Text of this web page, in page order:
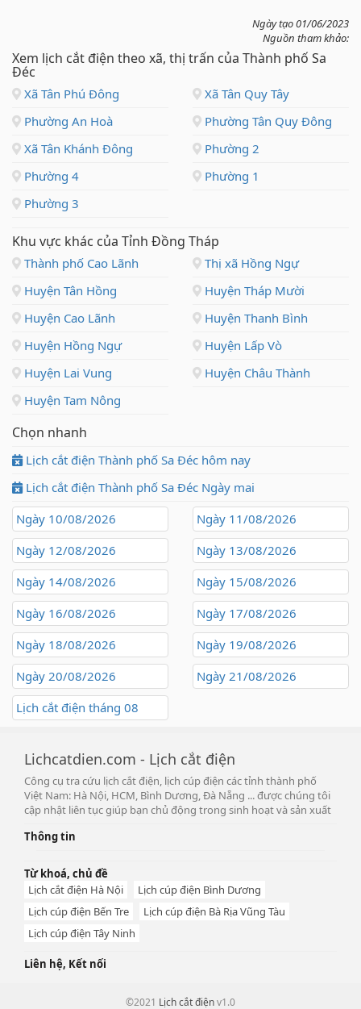
Ngày tạo 01/06/2023
Nguồn tham khảo:
Xem lịch cắt điện theo xã, thị trấn của Thành phố Sa
Đéc
Xã Tân Phú Đông
Xã Tân Quy Tây
Phường An Hoà
Phường Tân Quy Đông
Xã Tân Khánh Đông
Phường 2
Phường 4
Phường 1
Phường 3
Khu vực khác của Tỉnh Đồng Tháp
Thành phố Cao Lãnh
Thị xã Hồng Ngự
Huyện Tân Hồng
Huyện Tháp Mười
Huyện Cao Lãnh
Huyện Thanh Bình
Huyện Hồng Ngự
Huyện Lấp Vò
Huyện Lai Vung
Huyện Châu Thành
Huyện Tam Nông
Chọn nhanh
Lịch cắt điện Thành phố Sa Đéc hôm nay
Lịch cắt điện Thành phố Sa Đéc Ngày mai
Ngày 10/08/2026
Ngày 11/08/2026
Ngày 12/08/2026
Ngày 13/08/2026
Ngày 14/08/2026
Ngày 15/08/2026
Ngày 16/08/2026
Ngày 17/08/2026
Ngày 18/08/2026
Ngày 19/08/2026
Ngày 20/08/2026
Ngày 21/08/2026
Lịch cắt điện tháng 08
Lichcatdien.com - Lịch cắt điện
Công cụ tra cứu lịch cắt điện, lịch cúp điện các tỉnh thành phố
Việt Nam: Hà Nội, HCM, Bình Dương, Đà Nẵng ... được chúng tôi
cập nhật liên tục giúp bạn chủ động trong sinh hoạt và sản xuất
Thông tin
Từ khoá, chủ đề
Lịch cắt điện Hà Nội
Lịch cúp điện Bình Dương
Lịch cúp điện Bến Tre
Lịch cúp điện Bà Rịa Vũng Tàu
Lịch cúp điện Tây Ninh
Liên hệ, Kết nối
©2021 Lịch cắt điệnv1.0